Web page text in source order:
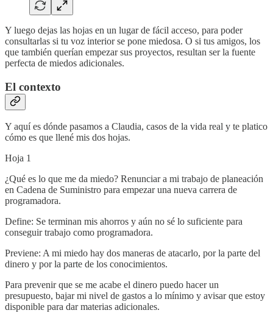
Y luego dejas las hojas en un lugar de fácil acceso, para poder
consultarlas si tu voz interior se pone miedosa. O si tus amigos, los
que también querían empezar sus proyectos, resultan ser la fuente
perfecta de miedos adicionales.
El contexto
Y aquí es dónde pasamos a Claudia, casos de la vida real y te platico
cómo es que llené mis dos hojas.
Hoja 1
¿Qué es lo que me da miedo? Renunciar a mi trabajo de planeación
en Cadena de Suministro para empezar una nueva carrera de
programadora.
Define: Se terminan mis ahorros y aún no sé lo suficiente para
conseguir trabajo como programadora.
Previene: A mi miedo hay dos maneras de atacarlo, por la parte del
dinero y por la parte de los conocimientos.
Para prevenir que se me acabe el dinero puedo hacer un
presupuesto, bajar mi nivel de gastos a lo mínimo y avisar que estoy
disponible para dar materias adicionales.